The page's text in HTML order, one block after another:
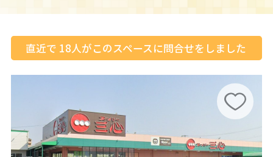
直近で 18人がこのスペースに問合せをしました